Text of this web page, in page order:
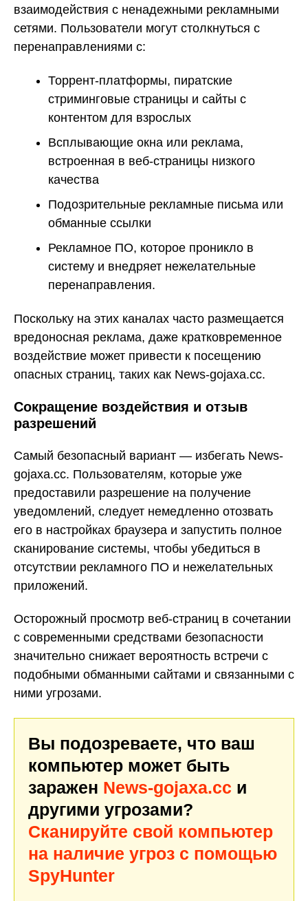
взаимодействия с ненадежными рекламными
сетями. Пользователи могут столкнуться с
перенаправлениями с:
Торрент-платформы, пиратские
стриминговые страницы и сайты с
контентом для взрослых
Всплывающие окна или реклама,
встроенная в веб-страницы низкого
качества
Подозрительные рекламные письма или
обманные ссылки
Рекламное ПО, которое проникло в
систему и внедряет нежелательные
перенаправления.
Поскольку на этих каналах часто размещается
вредоносная реклама, даже кратковременное
воздействие может привести к посещению
опасных страниц, таких как News-gojaxa.cc.
Сокращение воздействия и отзыв
разрешений
Самый безопасный вариант — избегать News-
gojaxa.cc. Пользователям, которые уже
предоставили разрешение на получение
уведомлений, следует немедленно отозвать
его в настройках браузера и запустить полное
сканирование системы, чтобы убедиться в
отсутствии рекламного ПО и нежелательных
приложений.
Осторожный просмотр веб-страниц в сочетании
с современными средствами безопасности
значительно снижает вероятность встречи с
подобными обманными сайтами и связанными с
ними угрозами.
Вы подозреваете, что ваш
компьютер может быть
заражен News-gojaxa.cc и
другими угрозами?
Сканируйте свой компьютер
на наличие угроз с помощью
SpyHunter